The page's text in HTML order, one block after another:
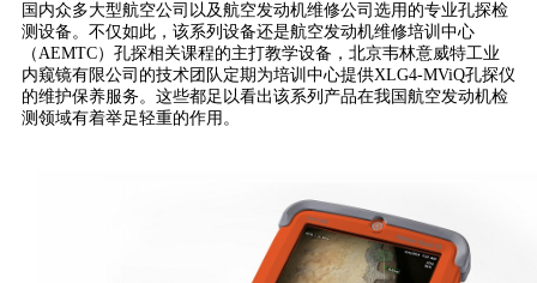
国内众多大型航空公司以及航空发动机维修公司选用的专业孔探检
测设备。不仅如此，该系列设备还是航空发动机维修培训中心
（AEMTC）孔探相关课程的主打教学设备，北京韦林意威特工业
内窥镜有限公司的技术团队定期为培训中心提供XLG4-MViQ孔探仪
的维护保养服务。这些都足以看出该系列产品在我国航空发动机检
测领域有着举足轻重的作用。